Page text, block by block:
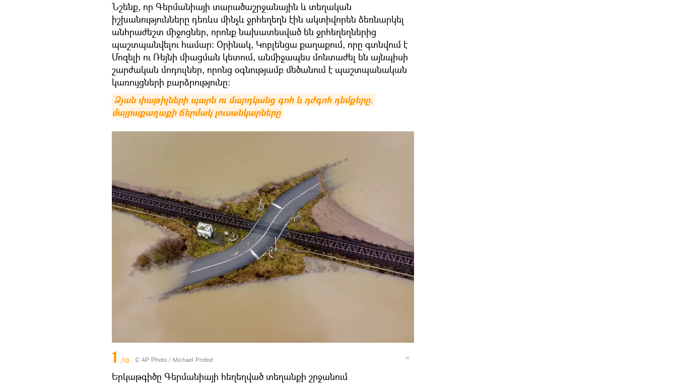
Նշենք, որ Գերմանիայի տարածաշրջանային և տեղական
իշխանությունները դեռևս մինչև ջրհեղեղն էին ակտիվորեն ձեռնարկել
անհրաժեշտ միջոցներ, որոնք նախատեսված են ջրհեղեղներից
պաշտպանվելու համար: Օրինակ, Կոբլենցա քաղաքում, որը գտնվում է
Մոզելի ու Ռեյնի միացման կետում, անմիջապես մոնտաժել են այնպիսի
շարժական մոդուլներ, որոնց օգնությամբ մեծանում է պաշտպանական
կառույցների բարձրությունը:
Ձյան փաթիլների պարն ու մարդկանց գոհ և դժգոհ դեմքերը.
մայրաքաղաքի ճերմակ լուսանկարները
1 /10 © AP Photo / Michael Probst
Երկաթգիծը Գերմանիայի հեղեղված տեղանքի շրջանում